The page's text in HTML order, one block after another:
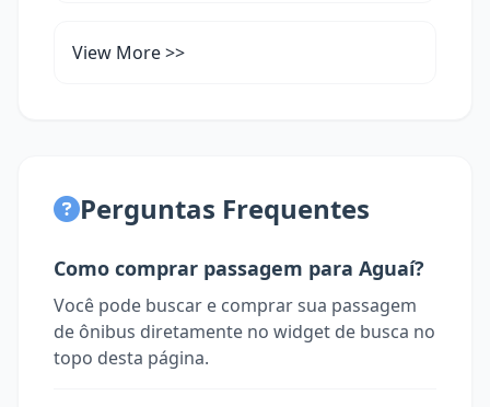
View More >>
Perguntas Frequentes
Como comprar passagem para Aguaí?
Você pode buscar e comprar sua passagem
de ônibus diretamente no widget de busca no
topo desta página.